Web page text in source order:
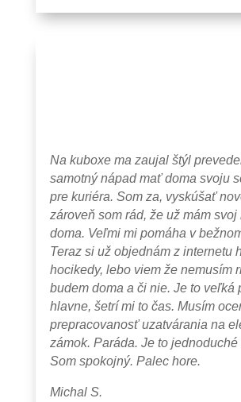
Na kuboxe ma zaujal štýl
samotný nápad mať doma svoju
pre kuriéra. Som za, vyskúšať
zároveň som rád, že už mám svoj
doma. Veľmi mi pomáha v
Teraz si už objednám z internetu
hocikedy, lebo viem že nemusím
budem doma a či nie. Je to veľká
hlavne, šetrí mi to čas. Musím
prepracovanosť uzatvárania na
zámok. Paráda. Je to jednoduché
Som spokojný. Palec hore.
Michal S.